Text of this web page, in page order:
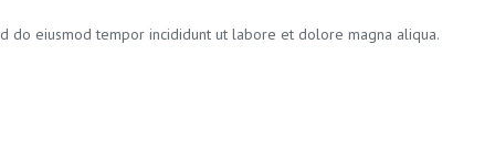
do eiusmod tempor incididunt ut labore et dolore magna aliqua.